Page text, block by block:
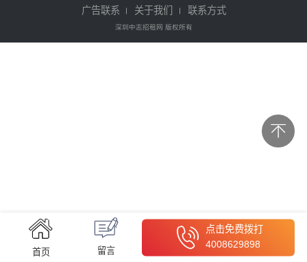
首页 留言
点击免费拨打
4008629898
广告联系 关于我们 联系方式
深圳中志招租网 版权所有